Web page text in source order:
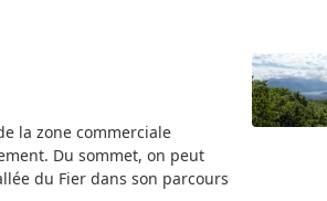
la zone commerciale
Du sommet, on peut
du Fier dans son parcours